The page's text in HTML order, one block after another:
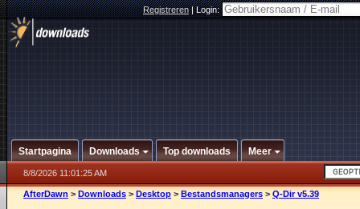
Registreren|Login:
Startpagina Downloads Top downloads Meer
8/8/2026 11:01:25 AM
AfterDawn > Downloads > Desktop > Bestandsmanagers > Q-Dir v5.39